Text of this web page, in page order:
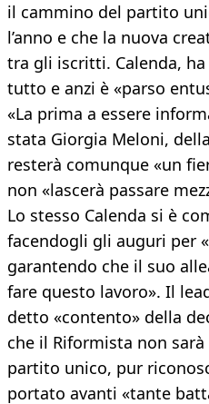
il cammino del partito
l’anno e che la nuova
tra gli iscritti. Calenda,
tutto e anzi è «parso
«La prima a essere
stata Giorgia Meloni,
resterà comunque «un
non «lascerà passare
Lo stesso Calenda si è
facendogli gli auguri per
garantendo che il suo
fare questo lavoro». Il
detto «contento» della
che il Riformista non
partito unico, pur
portato avanti «tante